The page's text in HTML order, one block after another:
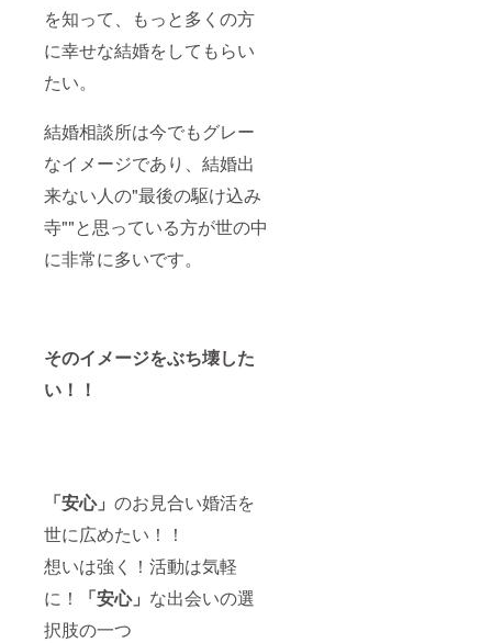
を知って、もっと多くの方
に幸せな結婚をしてもらい
たい。
結婚相談所は今でもグレー
なイメージであり、結婚出
来ない人の"最後の駆け込み
寺""と思っている方が世の中
に非常に多いです。
そのイメージをぶち壊した
い！！
「安心」 のお見合い婚活を
世に広めたい！！
想いは強く！活動は気軽
に！
「安心」 な出会いの選
択肢の一つ